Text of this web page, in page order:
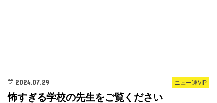
ニュー速VIP
2024.07.29
怖すぎる学校の先生をご覧ください